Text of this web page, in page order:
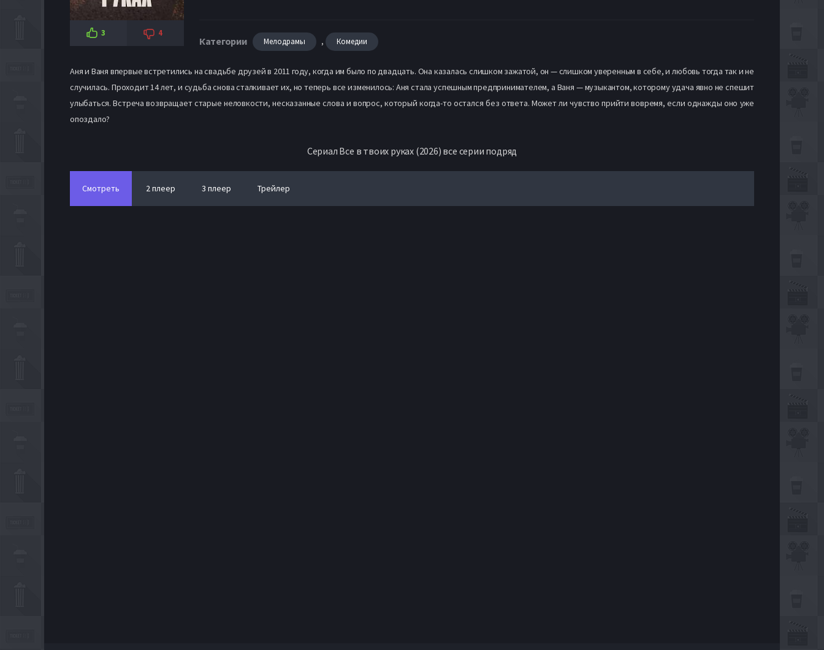
3 4
Категории Мелодрамы , Комедии
Аня и Ваня впервые встретились на свадьбе друзей в 2011 году, когда им было по двадцать. Она казалась слишком зажатой, он — слишком уверенным в себе, и любовь тогда так и не
случилась. Проходит 14 лет, и судьба снова сталкивает их, но теперь все изменилось: Аня стала успешным предпринимателем, а Ваня — музыкантом, которому удача явно не спешит
улыбаться. Встреча возвращает старые неловкости, несказанные слова и вопрос, который когда-то остался без ответа. Может ли чувство прийти вовремя, если однажды оно уже
опоздало?
Сериал Все в твоих руках (2026) все серии подряд
Смотреть 2 плеер 3 плеер Трейлер